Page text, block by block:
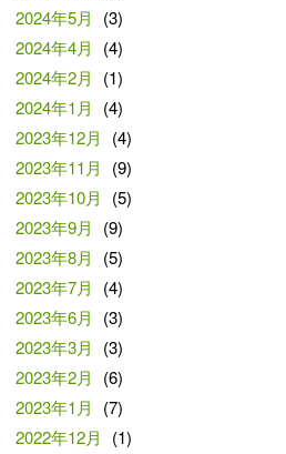
2024年5月
(3)
2024年4月
(4)
2024年2月
(1)
2024年1月
(4)
2023年12月
(4)
2023年11月
(9)
2023年10月
(5)
2023年9月
(9)
2023年8月
(5)
2023年7月
(4)
2023年6月
(3)
2023年3月
(3)
2023年2月
(6)
2023年1月
(7)
2022年12月
(1)